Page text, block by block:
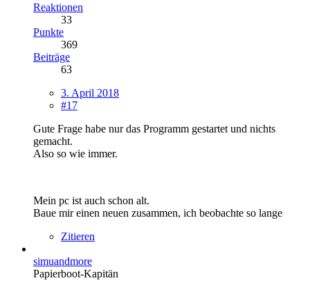
Reaktionen
33
Punkte
369
Beiträge
63
3. April 2018
#17
Gute Frage habe nur das Programm gestartet und nichts
gemacht.
Also so wie immer.
Mein pc ist auch schon alt.
Baue mir einen neuen zusammen, ich beobachte so lange
Zitieren
simuandmore
Papierboot-Kapitän